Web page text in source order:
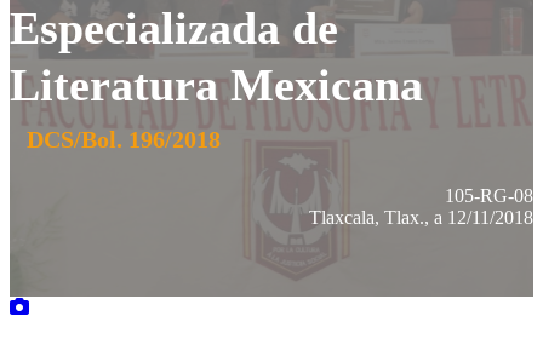
Especializada de
Literatura Mexicana
DCS/Bol. 196/2018
105-RG-08
Tlaxcala, Tlax., a 12/11/2018